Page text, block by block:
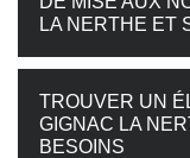
LA NERTHE ET
TROUVER UN
GIGNAC LA
BESOINS